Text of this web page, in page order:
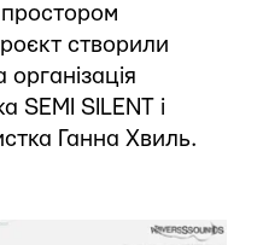
простором
створили
SEMI SILENT і
Ганна Хвиль.